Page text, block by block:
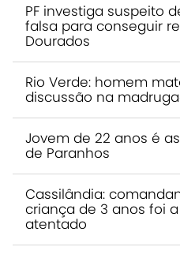
PF investiga suspeito
falsa para conseguir
Dourados
Rio Verde: homem
discussão na
Jovem de 22 anos é
de Paranhos
Cassilândia:
criança de 3 anos foi
atentado